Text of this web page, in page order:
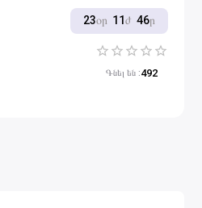
23օր 11ժ 46ր
1 Star
2 Stars
3 Stars
4 Stars
5 Stars
Գնել են:492